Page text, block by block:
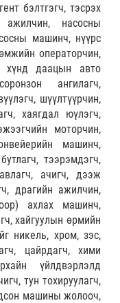
бэлтгэгч, тэсрэх
ажилчин, насосны
машинч, нүүрс
операторчин,
хүнд даацын авто
ангилагч,
шүүлтүүрчин,
хаягдал юүлэгч,
моторчин,
машинч,
тээрэмдэгч,
ачигч, дээж
драгийн ажилчин,
ахлах машинч,
хайгуулын өрмийн
никель, хром, зэс,
цайрдагч, хими
үйлдвэрлэлд
тун тохируулагч,
машины жолооч,